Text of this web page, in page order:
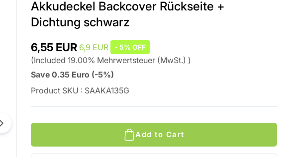
Akkudeckel Backcover Rückseite +
Dichtung schwarz
6,55 EUR 6,9 EUR - 5% OFF
(Included 19.00% Mehrwertsteuer (MwSt.) )
Save 0.35 Euro (-5%)
Product SKU : SAAKA135G
Add to Cart